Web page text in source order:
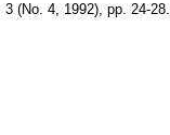
(No. 4, 1992), pp. 24-28.